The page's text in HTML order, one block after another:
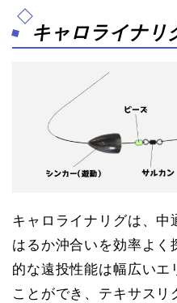
キャロライナリ
キャロライナリグは、中
はるか沖合いを効率よく
的な遠投性能は幅広いエ
ことができ、テキサスリ